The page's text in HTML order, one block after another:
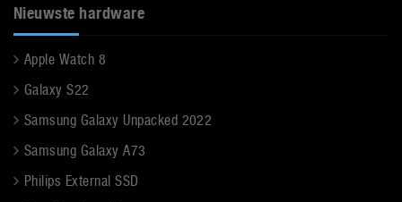
Nieuwste hardware
Apple Watch 8
Galaxy S22
Samsung Galaxy Unpacked 2022
Samsung Galaxy A73
Philips External SSD